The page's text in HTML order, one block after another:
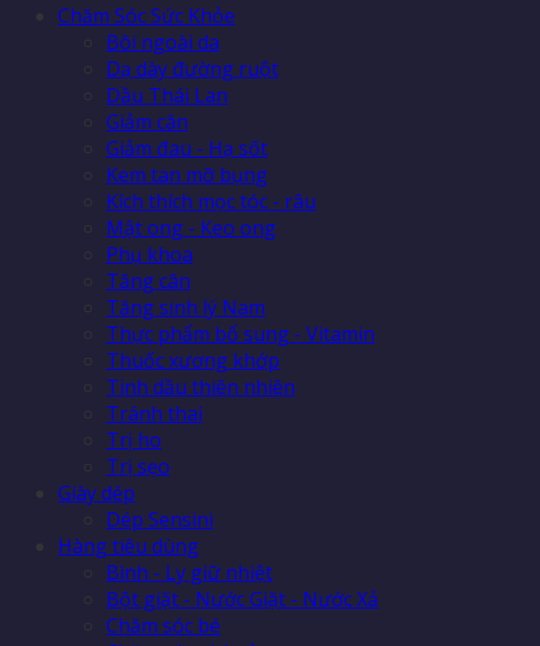
Chăm Sóc Sức Khỏe
Bôi ngoài da
Dạ dày đường ruột
Dầu Thái Lan
Giảm cân
Giảm đau - Hạ sốt
Kem tan mỡ bụng
Kích thích mọc tóc - râu
Mật ong - Keo ong
Phụ khoa
Tăng cân
Tăng sinh lý Nam
Thực phẩm bổ sung - Vitamin
Thuốc xương khớp
Tinh dầu thiên nhiên
Tránh thai
Trị ho
Trị sẹo
Giày dép
Dép Sensini
Hàng tiêu dùng
Bình - Ly giữ nhiệt
Bột giặt - Nước Giặt - Nước Xả
Chăm sóc bé